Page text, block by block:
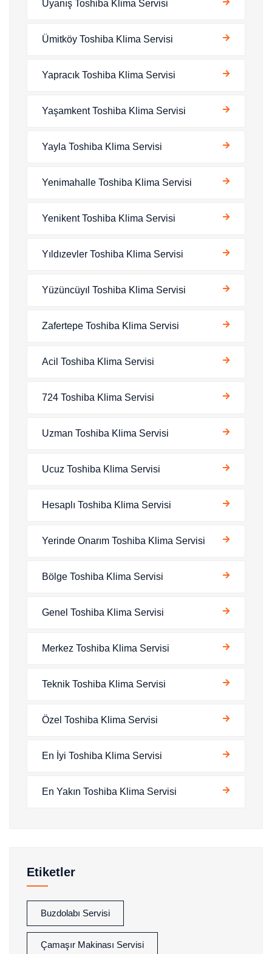
Uyanış Toshiba Klima Servisi
Ümitköy Toshiba Klima Servisi
Yapracık Toshiba Klima Servisi
Yaşamkent Toshiba Klima Servisi
Yayla Toshiba Klima Servisi
Yenimahalle Toshiba Klima Servisi
Yenikent Toshiba Klima Servisi
Yıldızevler Toshiba Klima Servisi
Yüzüncüyıl Toshiba Klima Servisi
Zafertepe Toshiba Klima Servisi
Acil Toshiba Klima Servisi
724 Toshiba Klima Servisi
Uzman Toshiba Klima Servisi
Ucuz Toshiba Klima Servisi
Hesaplı Toshiba Klima Servisi
Yerinde Onarım Toshiba Klima Servisi
Bölge Toshiba Klima Servisi
Genel Toshiba Klima Servisi
Merkez Toshiba Klima Servisi
Teknik Toshiba Klima Servisi
Özel Toshiba Klima Servisi
En İyi Toshiba Klima Servisi
En Yakın Toshiba Klima Servisi
Etiketler
Buzdolabı Servisi
Çamaşır Makinası Servisi